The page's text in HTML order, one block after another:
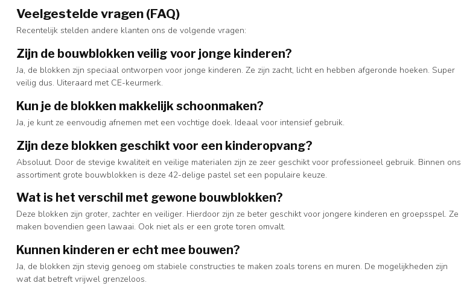
Veelgestelde vragen (FAQ)
Recentelijk stelden andere klanten ons de volgende vragen:
Zijn de bouwblokken veilig voor jonge kinderen?
Ja, de blokken zijn speciaal ontworpen voor jonge kinderen. Ze zijn zacht, licht en hebben afgeronde hoeken. Super
veilig dus. Uiteraard met CE-keurmerk.
Kun je de blokken makkelijk schoonmaken?
Ja, je kunt ze eenvoudig afnemen met een vochtige doek. Ideaal voor intensief gebruik.
Zijn deze blokken geschikt voor een kinderopvang?
Absoluut. Door de stevige kwaliteit en veilige materialen zijn ze zeer geschikt voor professioneel gebruik. Binnen ons
assortiment grote bouwblokken is deze 42-delige pastel set een populaire keuze.
Wat is het verschil met gewone bouwblokken?
Deze blokken zijn groter, zachter en veiliger. Hierdoor zijn ze beter geschikt voor jongere kinderen en groepsspel. Ze
maken bovendien geen lawaai. Ook niet als er een grote toren omvalt.
Kunnen kinderen er echt mee bouwen?
Ja, de blokken zijn stevig genoeg om stabiele constructies te maken zoals torens en muren. De mogelijkheden zijn
wat dat betreft vrijwel grenzeloos.